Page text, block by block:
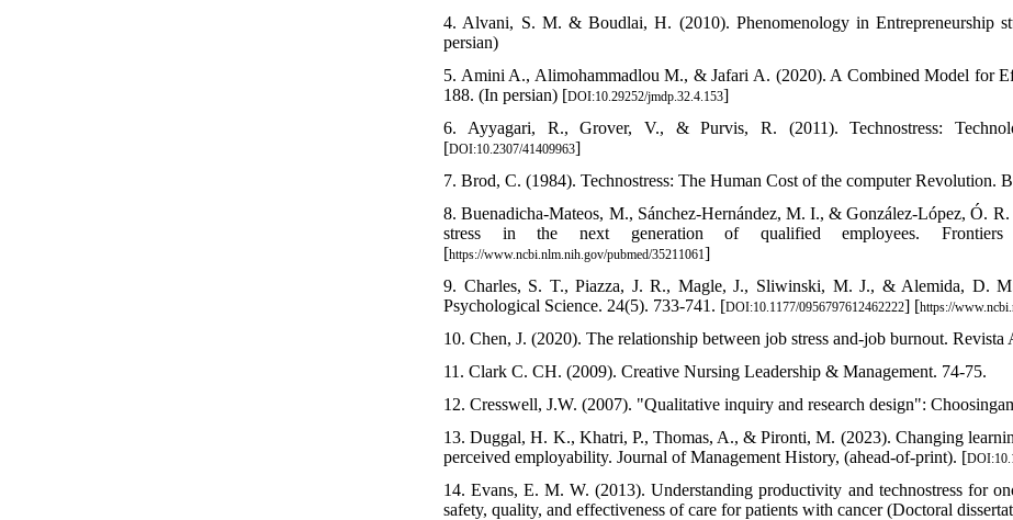
4. Alvani, S. M. & Boudlai, H. (2010). Phenomenology in Entrepreneurship
persian)
5. Amini A., Alimohammadlou M., & Jafari A. (2020). A Combined Model for
188. (In persian) [DOI:10.29252/jmdp.32.4.153]
6. Ayyagari, R., Grover, V., & Purvis, R. (2011). Technostress:
[DOI:10.2307/41409963]
7. Brod, C. (1984). Technostress: The Human Cost of the computer Revolution.
8. Buenadicha-Mateos, M., Sánchez-Hernández, M. I., & González-López, Ó.
stress in the next generation of qualified employees.
[https://www.ncbi.nlm.nih.gov/pubmed/35211061]
9. Charles, S. T., Piazza, J. R., Magle, J., Sliwinski, M. J., & Alemida, D.
Psychological Science. 24(5). 733-741. [DOI:10.1177/0956797612462222] [https://
10. Chen, J. (2020). The relationship between job stress and-job burnout.
11. Clark C. CH. (2009). Creative Nursing Leadership & Management. 74-75.
12. Cresswell, J.W. (2007). "Qualitative inquiry and research design":
13. Duggal, H. K., Khatri, P., Thomas, A., & Pironti, M. (2023). Changing
perceived employability. Journal of Management History, (ahead-of-print). [
14. Evans, E. M. W. (2013). Understanding productivity and technostress for
safety, quality, and effectiveness of care for patients with cancer (Doctoral